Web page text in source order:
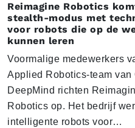
Reimagine Robotics
stealth-modus met
voor robots die op de
kunnen leren
Voormalige medewerkers
Applied Robotics-team van
DeepMind richten
Robotics op. Het bedrijf
intelligente robots voor…